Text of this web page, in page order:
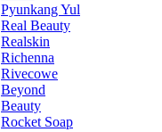
Pyunkang Yul
Real Beauty
Realskin
Richenna
Rivecowe
Beyond
Beauty
Rocket Soap